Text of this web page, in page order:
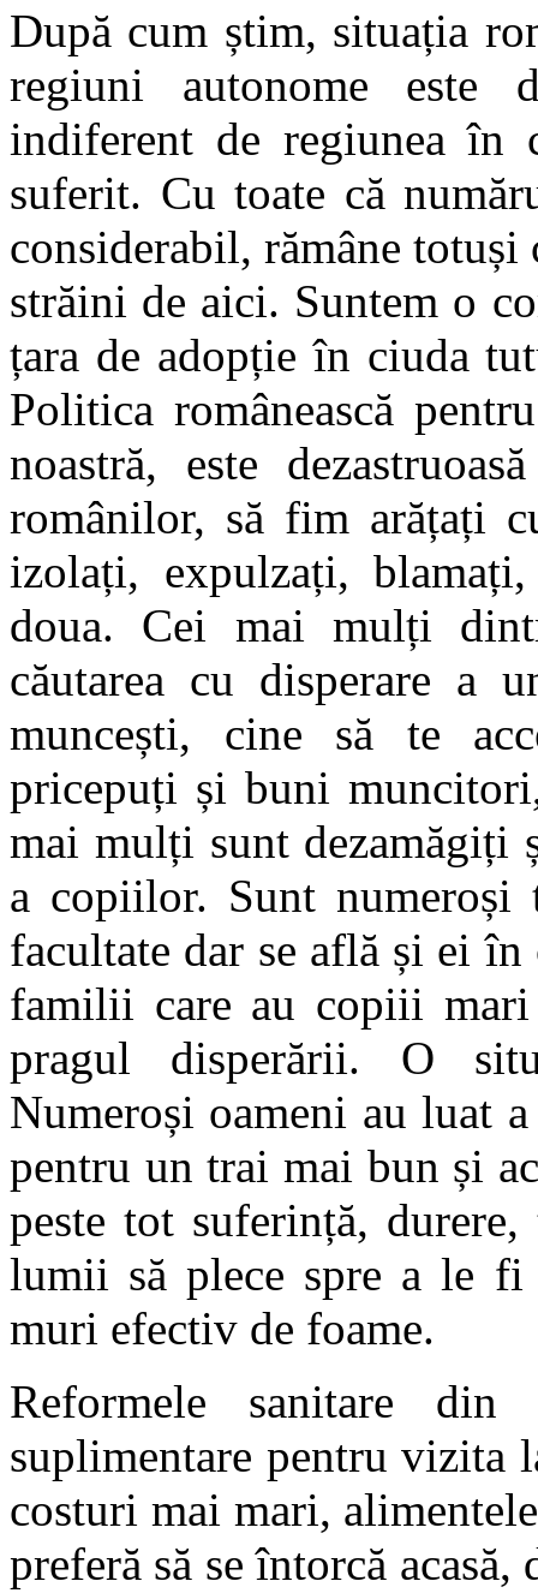
După cum știm, situația
regiuni autonome este
indiferent de regiunea în
suferit. Cu toate că
considerabil, rămâne totuși
străini de aici. Suntem o
țara de adopție în ciuda
Politica românească
noastră, este
românilor, să fim arățați
izolați, expulzați,
doua. Cei mai mulți
căutarea cu disperare a
muncești, cine să te
pricepuți și buni
mai mulți sunt
a copiilor. Sunt
facultate dar se află și ei
familii care au copiii
pragul disperării. O
Numeroși oameni au luat
pentru un trai mai bun și
peste tot suferință,
lumii să plece spre a le
muri efectiv de foame.
Reformele sanitare
suplimentare pentru vizita
costuri mai mari,
preferă să se întorcă